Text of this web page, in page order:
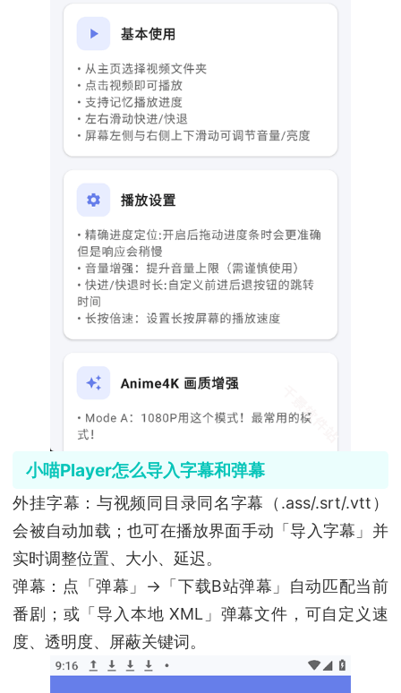
小喵Player怎么导入字幕和弹幕
外挂字幕：与视频同目录同名字幕（.ass/.srt/.vtt）
会被自动加载；也可在播放界面手动「导入字幕」并
实时调整位置、大小、延迟。
弹幕：点「弹幕」→「下载B站弹幕」自动匹配当前
番剧；或「导入本地 XML」弹幕文件，可自定义速
度、透明度、屏蔽关键词。